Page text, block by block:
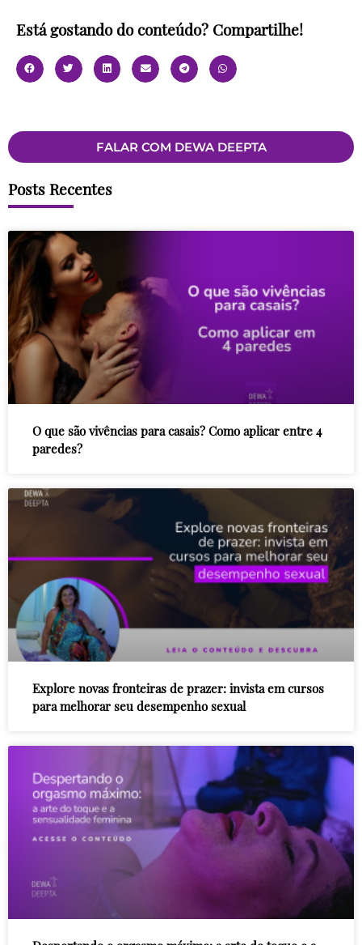
Está gostando do conteúdo? Compartilhe!
FALAR COM DEWA DEEPTA
Posts Recentes
O que são vivências para casais? Como aplicar entre 4
paredes?
Explore novas fronteiras de prazer: invista em cursos
para melhorar seu desempenho sexual